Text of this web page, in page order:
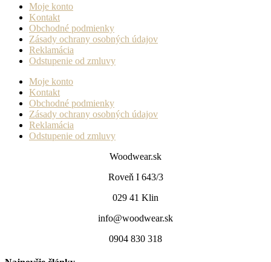
Moje konto
Kontakt
Obchodné podmienky
Zásady ochrany osobných údajov
Reklamácia
Odstupenie od zmluvy
Moje konto
Kontakt
Obchodné podmienky
Zásady ochrany osobných údajov
Reklamácia
Odstupenie od zmluvy
Woodwear.sk
Roveň I 643/3
029 41 Klin
info@woodwear.sk
0904 830 318